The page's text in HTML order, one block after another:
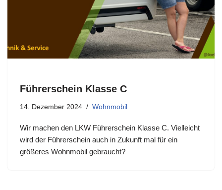
Führerschein Klasse C
14. Dezember 2024 Wohnmobil
Wir machen den LKW Führerschein Klasse C. Vielleicht
wird der Führerschein auch in Zukunft mal für ein
größeres Wohnmobil gebraucht?